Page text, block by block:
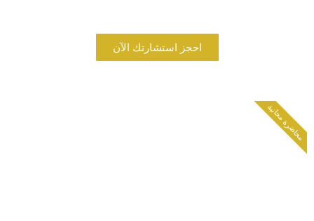
احجز استشارتك الآن
محاضرة مجانية